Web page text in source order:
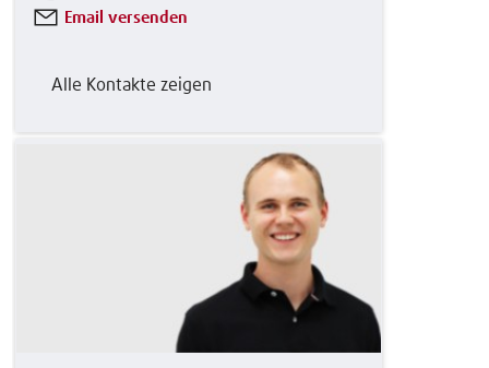
Email versenden
Alle Kontakte zeigen